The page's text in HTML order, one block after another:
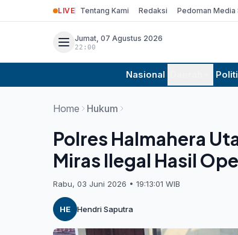
LIVE Tentang Kami Redaksi Pedoman Media
Jumat, 07 Agustus 2026
22:00
Nasional
Home Hukum
Polres Halmahera
Miras Ilegal Hasil
Rabu, 03 Juni 2026 • 19:13:01 WIB
HE Hendri Saputra